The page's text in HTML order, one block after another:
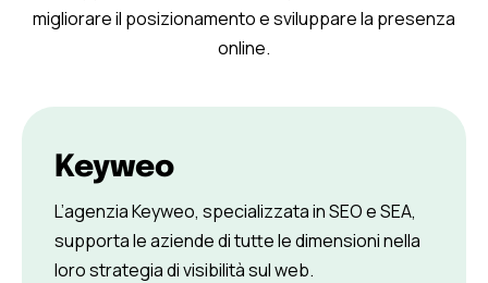
migliorare il posizionamento e sviluppare la presenza
online.
Keyweo
L’agenzia Keyweo, specializzata in SEO e SEA,
supporta le aziende di tutte le dimensioni nella
loro strategia di visibilità sul web.